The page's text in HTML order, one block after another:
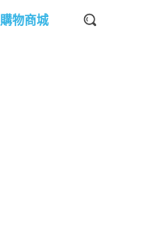
購物商城